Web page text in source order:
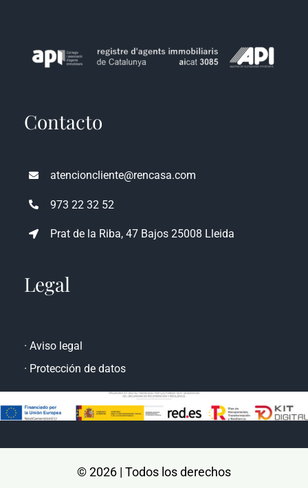
atencioncliente@rencasa.com
973 22 32 52
· Aviso legal
·Protección de datos